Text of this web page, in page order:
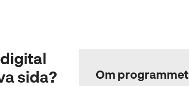
sida?
Om programmet